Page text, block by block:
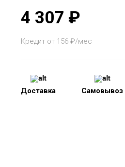
4 307 ₽
Кредит от 156 ₽/мес
Доставка Самовывоз